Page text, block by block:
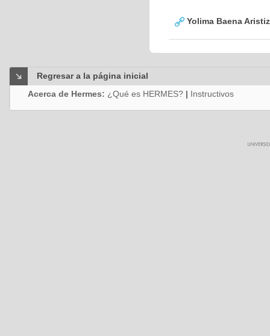
Yolima Baena
Regresar a la página inicial
Acerca de Hermes: ¿Qué es HERMES? | Instructivos